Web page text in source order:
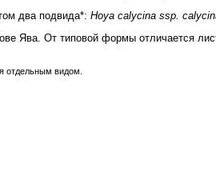
два подвида*: Hoya calycina ssp.
Ява. От типовой формы отличается
отдельным видом.